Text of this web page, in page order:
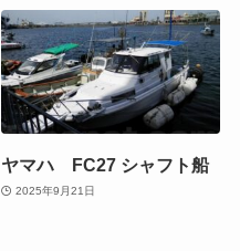
ヤマハ FC27 シャフト船
2025年9月21日